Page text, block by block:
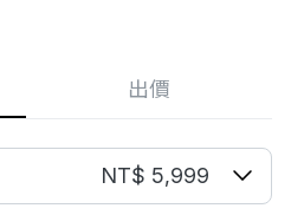
出價
NT$ 5,999